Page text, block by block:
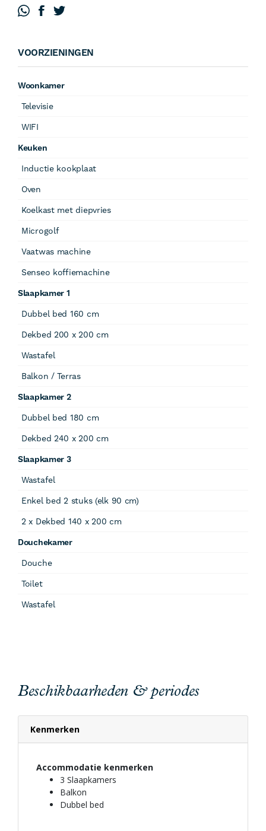
VOORZIENINGEN
Woonkamer
Televisie
WIFI
Keuken
Inductie kookplaat
Oven
Koelkast met diepvries
Microgolf
Vaatwas machine
Senseo koffiemachine
Slaapkamer 1
Dubbel bed 160 cm
Dekbed 200 x 200 cm
Wastafel
Balkon / Terras
Slaapkamer 2
Dubbel bed 180 cm
Dekbed 240 x 200 cm
Slaapkamer 3
Wastafel
Enkel bed 2 stuks (elk 90 cm)
2 x Dekbed 140 x 200 cm
Douchekamer
Douche
Toilet
Wastafel
Beschikbaarheden & periodes